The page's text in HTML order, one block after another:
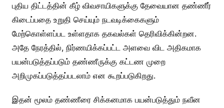
புதிய திட்டத்தின் கீழ் விவசாயிகளுக்கு தேவையான தண்ணீர்
கிடைப்பதை உறுதி செய்யும் நடவடிக்கைகளும்
மேற்கொள்ளப்பட உள்ளதாக தகவல்கள் தெரிவிக்கின்றன.
அதே நேரத்தில், நிர்ணயிக்கப்பட்ட அளவை விட அதிகமாக
பயன்படுத்தப்படும் தண்ணீருக்கு கட்டண முறை
அறிமுகப்படுத்தப்படலாம் என கூறப்படுகிறது.
இதன் மூலம் தண்ணீரை சிக்கனமாக பயன்படுத்தும் நவீன